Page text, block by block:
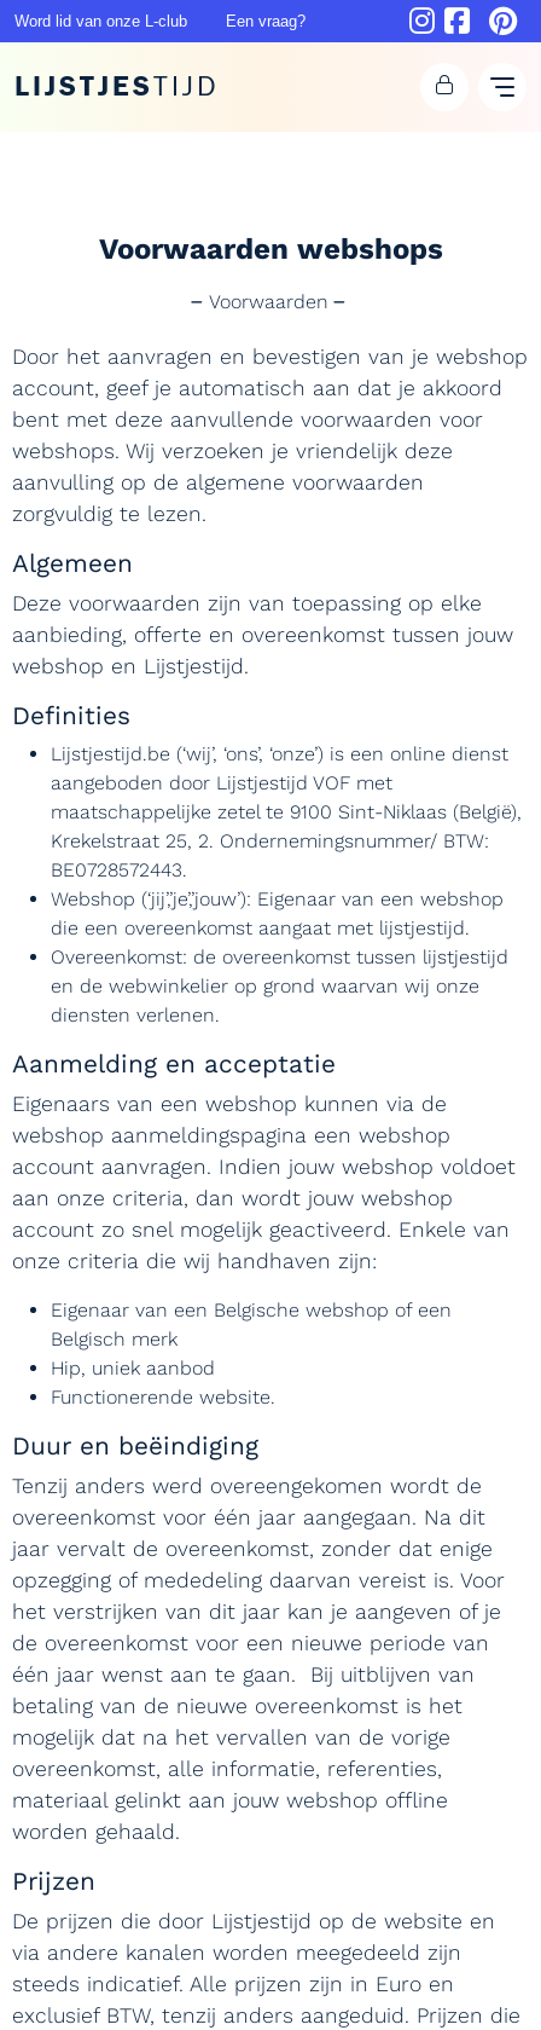
Word lid van onze L-club Een vraag?
LIJSTJESTIJD
Voorwaarden webshops
Voorwaarden
Door het aanvragen en bevestigen van je webshop
account, geef je automatisch aan dat je akkoord
bent met deze aanvullende voorwaarden voor
webshops. Wij verzoeken je vriendelijk deze
aanvulling op de algemene voorwaarden
zorgvuldig te lezen.
Algemeen
Deze voorwaarden zijn van toepassing op elke
aanbieding, offerte en overeenkomst tussen jouw
webshop en Lijstjestijd.
Definities
Lijstjestijd.be (‘wij’, ‘ons’, ‘onze’) is een online dienst
aangeboden door Lijstjestijd VOF met
maatschappelijke zetel te 9100 Sint-Niklaas (België),
Krekelstraat 25, 2. Ondernemingsnummer/ BTW:
BE0728572443.
Webshop (‘jij’,’je’,’jouw’): Eigenaar van een webshop
die een overeenkomst aangaat met lijstjestijd.
Overeenkomst: de overeenkomst tussen lijstjestijd
en de webwinkelier op grond waarvan wij onze
diensten verlenen.
Aanmelding en acceptatie
Eigenaars van een webshop kunnen via de
webshop aanmeldingspagina een webshop
account aanvragen. Indien jouw webshop voldoet
aan onze criteria, dan wordt jouw webshop
account zo snel mogelijk geactiveerd. Enkele van
onze criteria die wij handhaven zijn:
Eigenaar van een Belgische webshop of een
Belgisch merk
Hip, uniek aanbod
Functionerende website.
Duur en beëindiging
Tenzij anders werd overeengekomen wordt de
overeenkomst voor één jaar aangegaan. Na dit
jaar vervalt de overeenkomst, zonder dat enige
opzegging of mededeling daarvan vereist is. Voor
het verstrijken van dit jaar kan je aangeven of je
de overeenkomst voor een nieuwe periode van
één jaar wenst aan te gaan. Bij uitblijven van
betaling van de nieuwe overeenkomst is het
mogelijk dat na het vervallen van de vorige
overeenkomst, alle informatie, referenties,
materiaal gelinkt aan jouw webshop offline
worden gehaald.
Prijzen
De prijzen die door Lijstjestijd op de website en
via andere kanalen worden meegedeeld zijn
steeds indicatief. Alle prijzen zijn in Euro en
exclusief BTW, tenzij anders aangeduid. Prijzen die